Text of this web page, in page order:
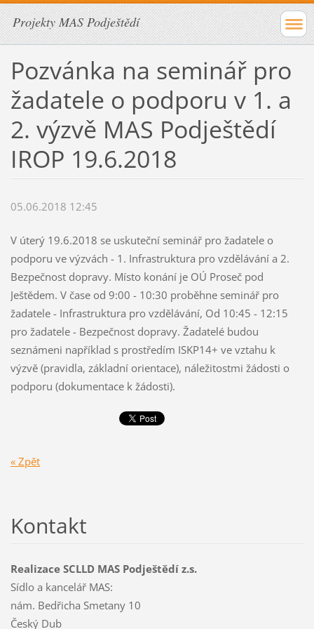
Projekty MAS Podještědí
Pozvánka na seminář pro
žadatele o podporu v 1. a
2. výzvě MAS Podještědí
IROP 19.6.2018
05.06.2018 12:45
V úterý 19.6.2018 se uskuteční seminář pro žadatele o
podporu ve výzvách - 1. Infrastruktura pro vzdělávání a 2.
Bezpečnost dopravy. Místo konání je OÚ Proseč pod
Ještědem. V čase od 9:00 - 10:30 proběhne seminář pro
žadatele - Infrastruktura pro vzdělávání, Od 10:45 - 12:15
pro žadatele - Bezpečnost dopravy. Žadatelé budou
seznámeni například s prostředím ISKP14+ ve vztahu k
výzvě (pravidla, základní orientace), náležitostmi žádosti o
podporu (dokumentace k žádosti).
« Zpět
Kontakt
Realizace SCLLD MAS Podještědí z.s.
Sídlo a kancelář MAS:
nám. Bedřicha Smetany 10
Český Dub